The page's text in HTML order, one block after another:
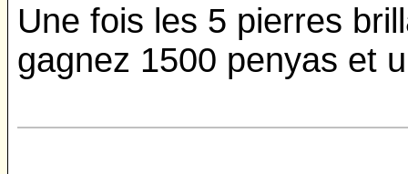
Une fois les 5 pierres
gagnez 1500 penyas et